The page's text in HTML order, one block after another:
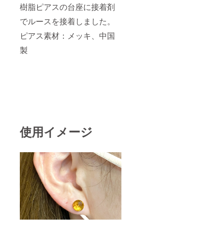
樹脂ピアスの台座に接着剤
でルースを接着しました。
ピアス素材：メッキ、中国
製
使用イメージ